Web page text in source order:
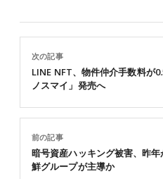
前の記事
暗号資産ハッキング被害、昨
鮮グループが主導か
次の記事
LINE NFT、物件仲介手数料が
ノスマイ」発売へ